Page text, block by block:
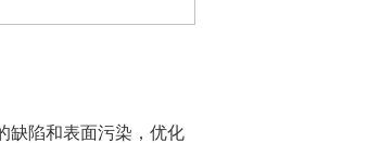
缺陷和表面污染，优化